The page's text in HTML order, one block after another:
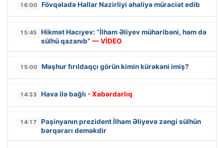
16:00 Fövqəladə Hallar Nazirliyi əhaliyə müraciət edib
15:45
Hikmət Hacıyev: “İlham Əliyev müharibəni, həm də
sülhü qazanıb” — VİDEO
15:00 Məşhur fırıldaqçı görün kimin kürəkəni imiş?
14:33 Hava ilə bağlı - Xəbərdarlıq
14:17
Paşinyanın prezident İlham Əliyevə zəngi sülhün
bərqərarı deməkdir